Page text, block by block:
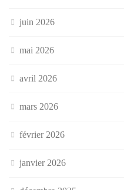
juin 2026
mai 2026
avril 2026
mars 2026
février 2026
janvier 2026